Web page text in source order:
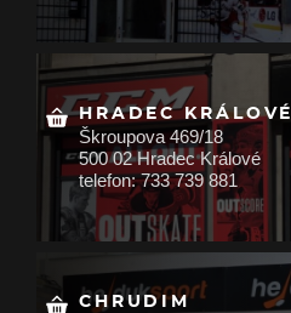
HRADEC KRÁLOVÉ
Škroupova 469/18
500 02 Hradec Králové
telefon: 733 739 881
CHRUDIM